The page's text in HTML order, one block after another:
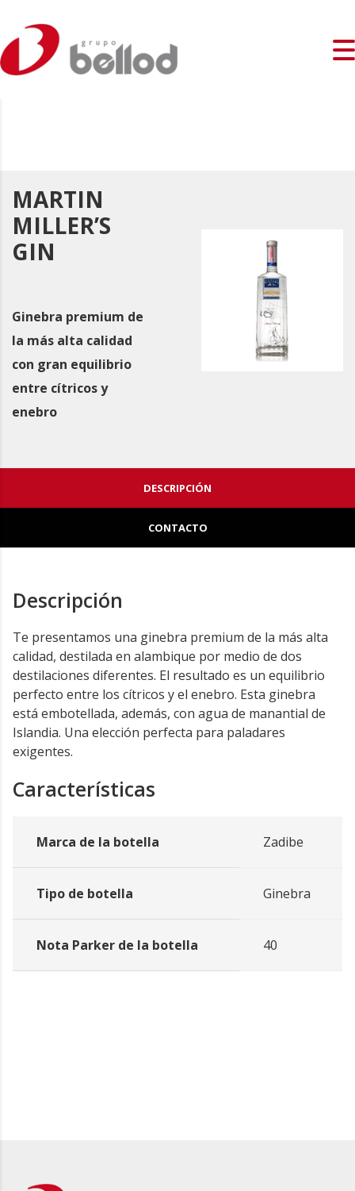
MARTIN
MILLER’S
GIN
Ginebra premium de
la más alta calidad
con gran equilibrio
entre cítricos y
enebro
DESCRIPCIÓN
CONTACTO
Descripción
Te presentamos una ginebra premium de la más alta
calidad, destilada en alambique por medio de dos
destilaciones diferentes. El resultado es un equilibrio
perfecto entre los cítricos y el enebro. Esta ginebra
está embotellada, además, con agua de manantial de
Islandia. Una elección perfecta para paladares
exigentes.
Características
Marca de la botella Zadibe
Tipo de botella Ginebra
Nota Parker de la botella 40